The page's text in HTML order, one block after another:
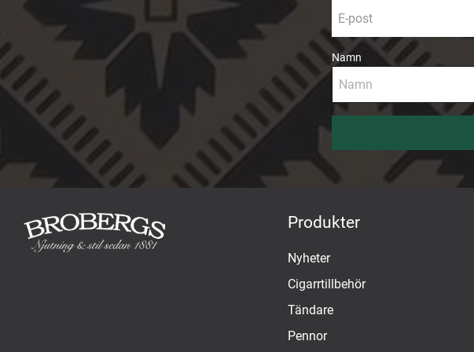
Namn
Produkter
Nyheter
Cigarrtillbehör
Tändare
Pennor